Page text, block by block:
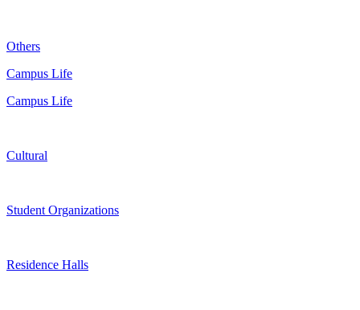
Others
Campus Life
Campus Life
Cultural
Student Organizations
Residence Halls